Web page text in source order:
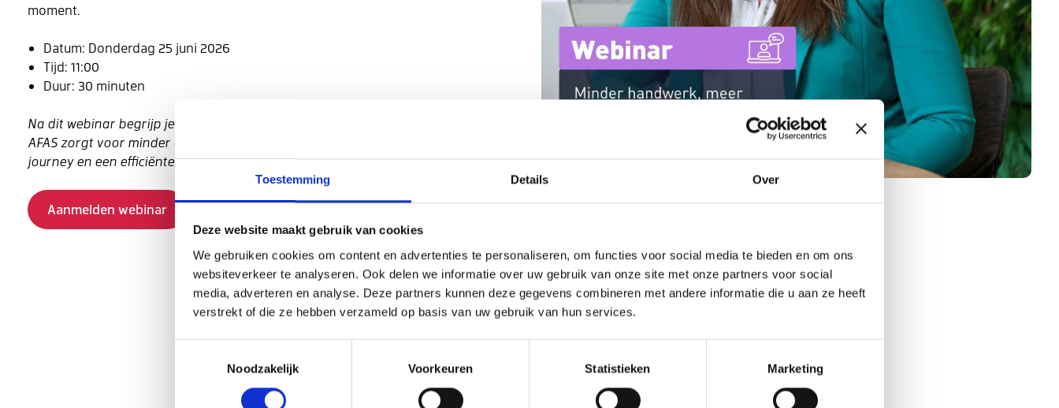
Toestemming Details Over
Deze website maakt gebruik van cookies
We gebruiken cookies om content en advertenties te personaliseren, om functies voor social media te bieden en om ons
websiteverkeer te analyseren. Ook delen we informatie over uw gebruik van onze site met onze partners voor social
media, adverteren en analyse. Deze partners kunnen deze gegevens combineren met andere informatie die u aan ze heeft
verstrekt of die ze hebben verzameld op basis van uw gebruik van hun services.
Noodzakelijk
Voorkeuren Statistieken Marketing
moment.
Datum: Donderdag 25 juni 2026
Tijd: 11:00
Duur: 30 minuten
Na dit webinar begrijp je hoe een goede koppeling tussen ATS en
AFAS zorgt voor minder administratie, een betere candidate
journey en een efficiënter HR-proces.
Aanmelden webinar
Wat leer je in dit webinar?
Tijdens dit webinar krijg je inzicht in: